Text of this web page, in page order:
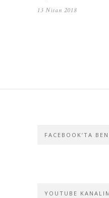
13 Nisan 2018
FACEBOOK’TA
YOUTUBE